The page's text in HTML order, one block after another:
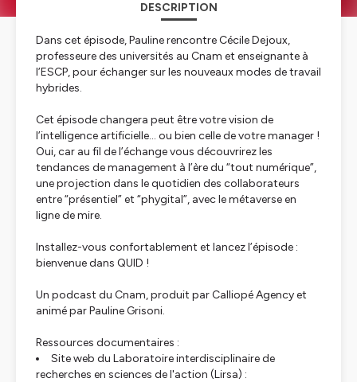
DESCRIPTION
Dans cet épisode, Pauline rencontre Cécile Dejoux,
professeure des universités au Cnam et enseignante à
l’ESCP, pour échanger sur les nouveaux modes de travail
hybrides.
Cet épisode changera peut être votre vision de
l’intelligence artificielle… ou bien celle de votre manager !
Oui, car au fil de l’échange vous découvrirez les
tendances de management à l’ère du “tout numérique”,
une projection dans le quotidien des collaborateurs
entre “présentiel” et “phygital”, avec le métaverse en
ligne de mire.
Installez-vous confortablement et lancez l’épisode :
bienvenue dans QUID !
Un podcast du Cnam, produit par Calliopé Agency et
animé par Pauline Grisoni.
Ressources documentaires :
Site web du Laboratoire interdisciplinaire de
recherches en sciences de l'action (Lirsa) :